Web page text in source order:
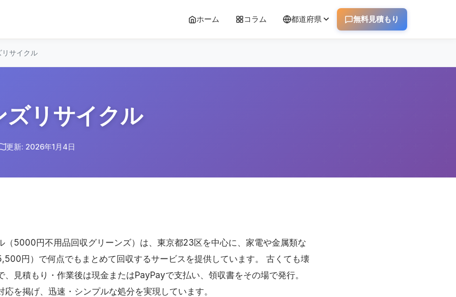
ホーム コラム 都道府県 無料見積もり
サイクル
ズリサイクル
更新: 2026年1月4日
（5000円不用品回収グリーンズ）は、東京都23区を中心に、家電や金属類な
円）で何点でもまとめて回収するサービスを提供しています。 古くても壊
、見積もり・作業後は現金またはPayPayで支払い、領収書をその場で発行。
を掲げ、迅速・シンプルな処分を実現しています。